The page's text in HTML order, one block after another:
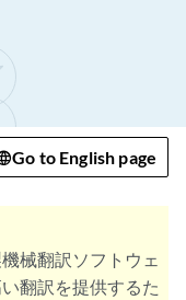
Go to English page
械翻訳ソフトウェ
翻訳を提供するた